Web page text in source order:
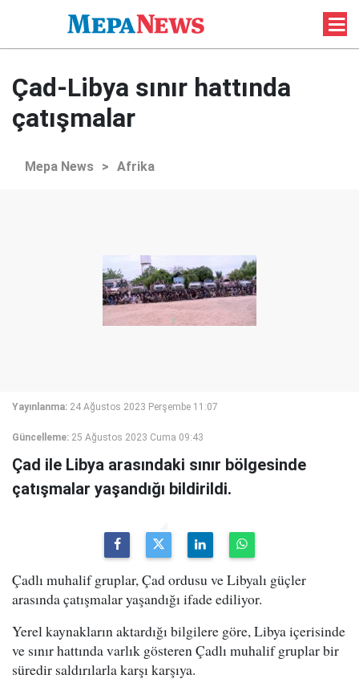
Çad-Libya sınır hattında
çatışmalar
Mepa News > Afrika
Yayınlanma: 24 Ağustos 2023 Perşembe 11:07
Güncelleme: 25 Ağustos 2023 Cuma 09:43
Çad ile Libya arasındaki sınır bölgesinde
çatışmalar yaşandığı bildirildi.
Çadlı muhalif gruplar, Çad ordusu ve Libyalı güçler
arasında çatışmalar yaşandığı ifade ediliyor.
Yerel kaynakların aktardığı bilgilere göre, Libya içerisinde
ve sınır hattında varlık gösteren Çadlı muhalif gruplar bir
süredir saldırılarla karşı karşıya.